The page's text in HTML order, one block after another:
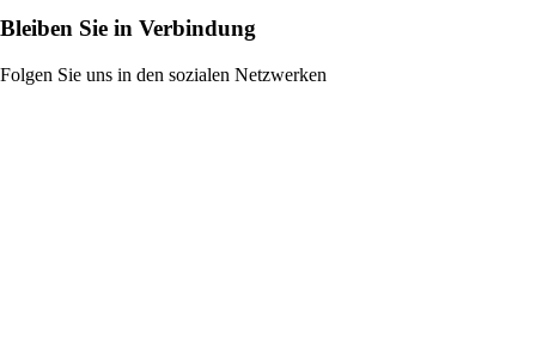
Bleiben Sie in Verbindung
Folgen Sie uns in den sozialen Netzwerken